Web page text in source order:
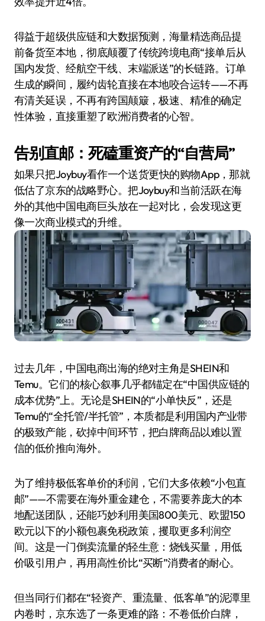
得益于超级供应链和大数据预测，海量精选商品提
前备货至本地，彻底颠覆了传统跨境电商“接单后从
国内发货、经航空干线、末端派送”的长链路。订单
生成的瞬间，履约齿轮直接在本地咬合运转——不再
有清关延误，不再有跨国颠簸，极速、精准的确定
性体验，直接重塑了欧洲消费者的心智。
告别直邮：死磕重资产的“自营局”
如果只把Joybuy看作一个送货更快的购物App，那就
低估了京东的战略野心。把Joybuy和当前活跃在海
外的其他中国电商巨头放在一起对比，会发现这更
像一次商业模式的升维。
过去几年，中国电商出海的绝对主角是SHEIN和
Temu。它们的核心叙事几乎都锚定在“中国供应链的
成本优势”上。无论是SHEIN的“小单快反”，还是
Temu的“全托管/半托管”，本质都是利用国内产业带
的极致产能，砍掉中间环节，把白牌商品以难以置
信的低价推向海外。
为了维持极低客单价的利润，它们大多依赖“小包直
邮”——不需要在海外重金建仓，不需要养庞大的本
地配送团队，还能巧妙利用美国800美元、欧盟150
欧元以下的小额包裹免税政策，攫取更多利润空
间。这是一门倒卖流量的轻生意：烧钱买量，用低
价吸引用户，再用高性价比“买断”消费者的耐心。
但当同行们都在“轻资产、重流量、低客单”的泥潭里
内卷时，京东选了一条更难的路：不卷低价白牌，